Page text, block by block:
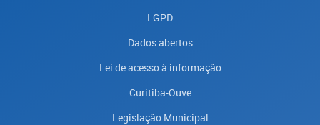
LGPD
Dados abertos
Lei de acesso à informação
Curitiba-Ouve
Legislação Municipal